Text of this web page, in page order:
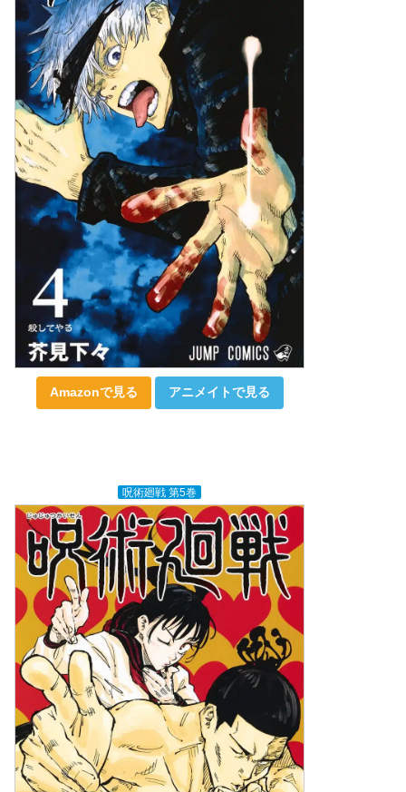
Amazonで見る アニメイトで見る
呪術廻戦 第5巻